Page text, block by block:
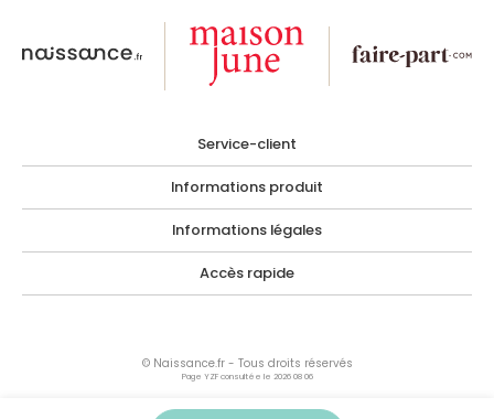
Service-client
Informations produit
Informations légales
Accès rapide
© Naissance.fr - Tous droits réservés
Page YZF consultée le 2026 08 06